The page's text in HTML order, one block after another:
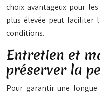
choix avantageux pour
plus élevée peut faciliter
conditions.
Entretien et
préserver la
Pour garantir une